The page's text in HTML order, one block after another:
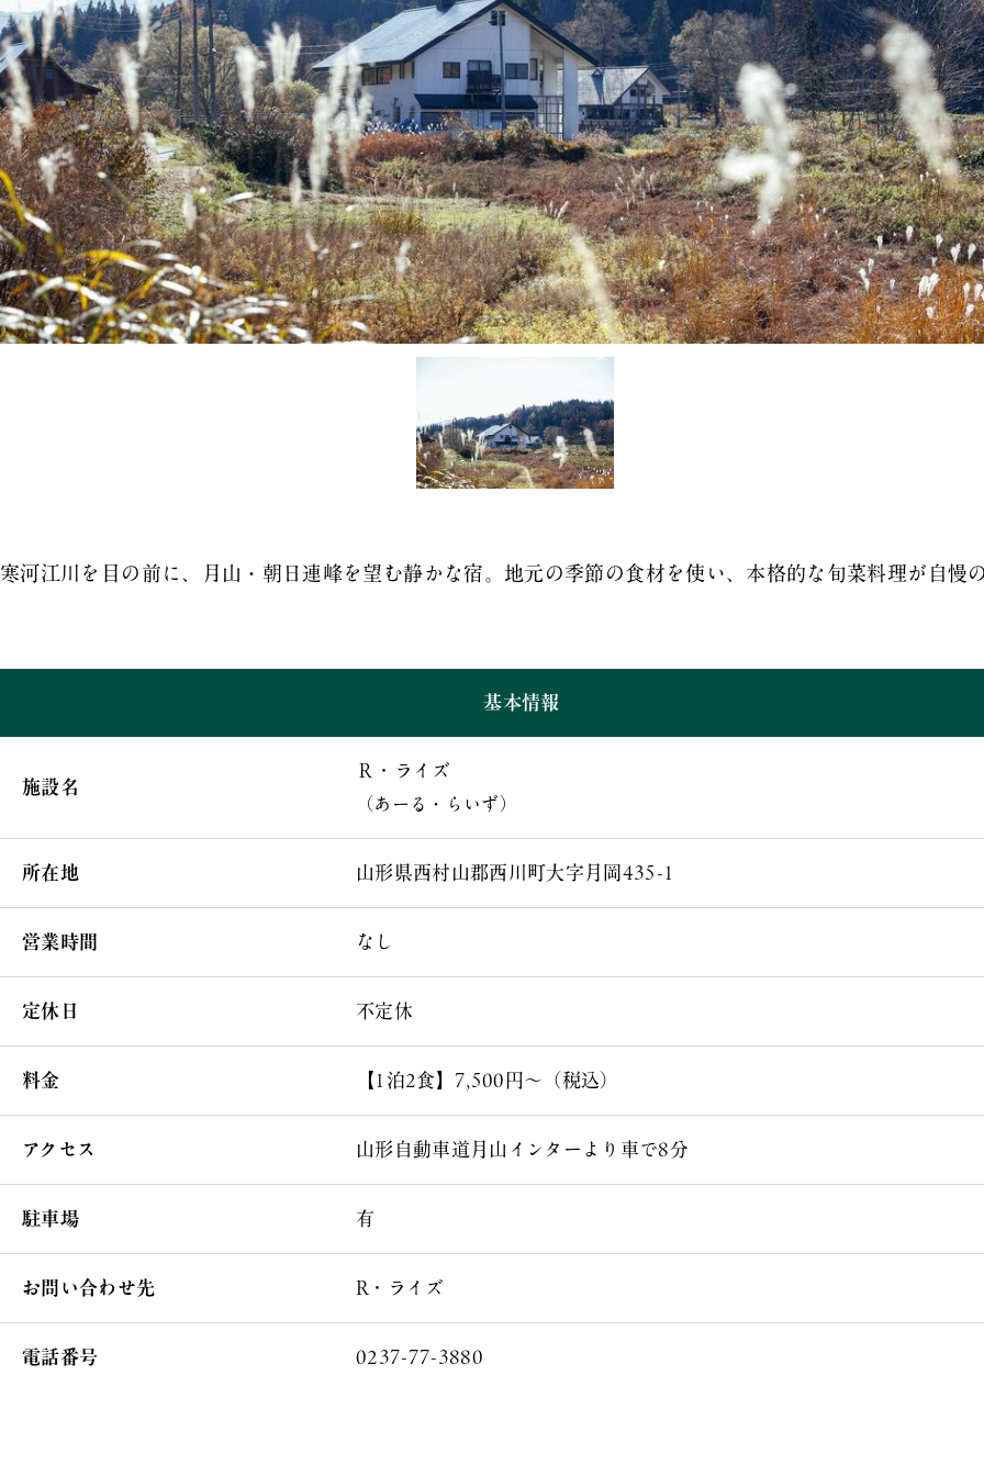
寒河江川を目の前に、月山・朝日連峰を望む静かな宿。地元の季節の食材を使い、本格的な旬菜料理が自慢
基本情報
施設名
Ｒ・ライズ
（あーる・らいず）
所在地 山形県西村山郡西川町大字月岡435-1
営業時間 なし
定休日 不定休
料金 【1泊2食】7,500円～（税込）
アクセス 山形自動車道月山インターより車で8分
駐車場 有
お問い合わせ先 R・ライズ
電話番号 0237-77-3880